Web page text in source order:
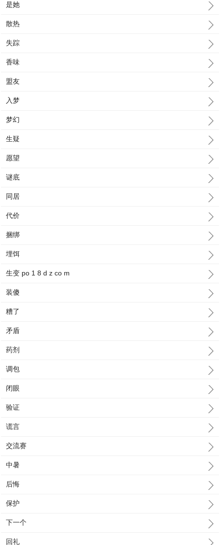
是她
散热
失踪
香味
盟友
入梦
梦幻
生疑
愿望
谜底
同居
代价
捆绑
埋饵
生变 po 1 8 d z co m
装傻
糟了
矛盾
药剂
调包
闭眼
验证
谎言
交流赛
中暑
后悔
保护
下一个
回礼